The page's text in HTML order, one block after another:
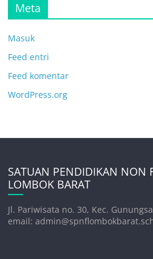
Meta
Masuk
Feed entri
Feed komentar
WordPress.org
SATUAN PENDIDIKAN NON
LOMBOK BARAT
Jl. Pariwisata no. 30, Kec.
email: